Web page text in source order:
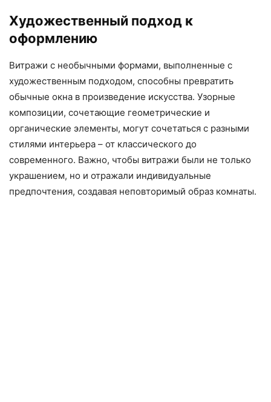
Художественный подход к
оформлению
Витражи с необычными формами, выполненные с
художественным подходом, способны превратить
обычные окна в произведение искусства. Узорные
композиции, сочетающие геометрические и
органические элементы, могут сочетаться с разными
стилями интерьера – от классического до
современного. Важно, чтобы витражи были не только
украшением, но и отражали индивидуальные
предпочтения, создавая неповторимый образ комнаты.